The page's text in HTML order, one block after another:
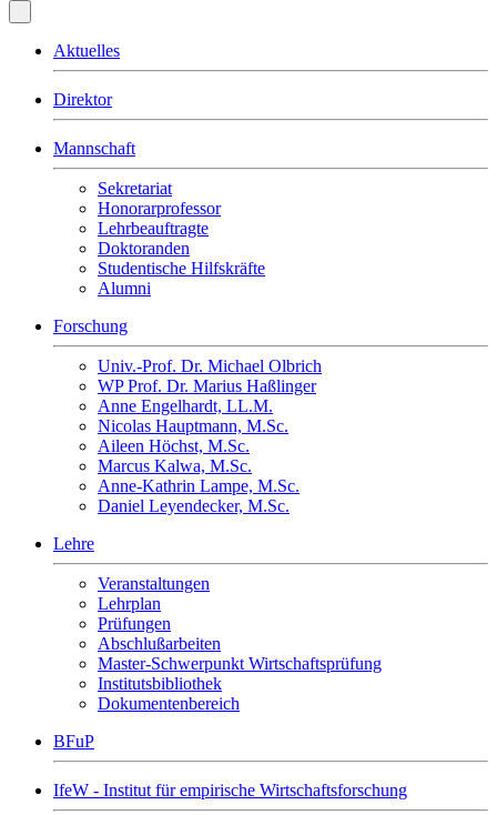
Aktuelles
Direktor
Mannschaft
Sekretariat
Honorarprofessor
Lehrbeauftragte
Doktoranden
Studentische Hilfskräfte
Alumni
Forschung
Univ.-Prof. Dr. Michael Olbrich
WP Prof. Dr. Marius Haßlinger
Anne Engelhardt, LL.M.
Nicolas Hauptmann, M.Sc.
Aileen Höchst, M.Sc.
Marcus Kalwa, M.Sc.
Anne-Kathrin Lampe, M.Sc.
Daniel Leyendecker, M.Sc.
Lehre
Veranstaltungen
Lehrplan
Prüfungen
Abschlußarbeiten
Master-Schwerpunkt Wirtschaftsprüfung
Institutsbibliothek
Dokumentenbereich
BFuP
IfeW - Institut für empirische Wirtschaftsforschung